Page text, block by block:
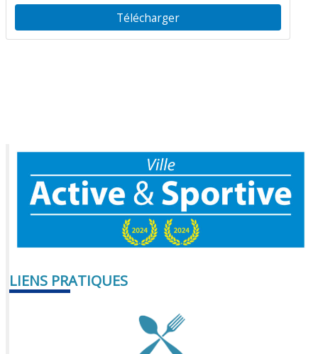
Télécharger
LIENS PRATIQUES